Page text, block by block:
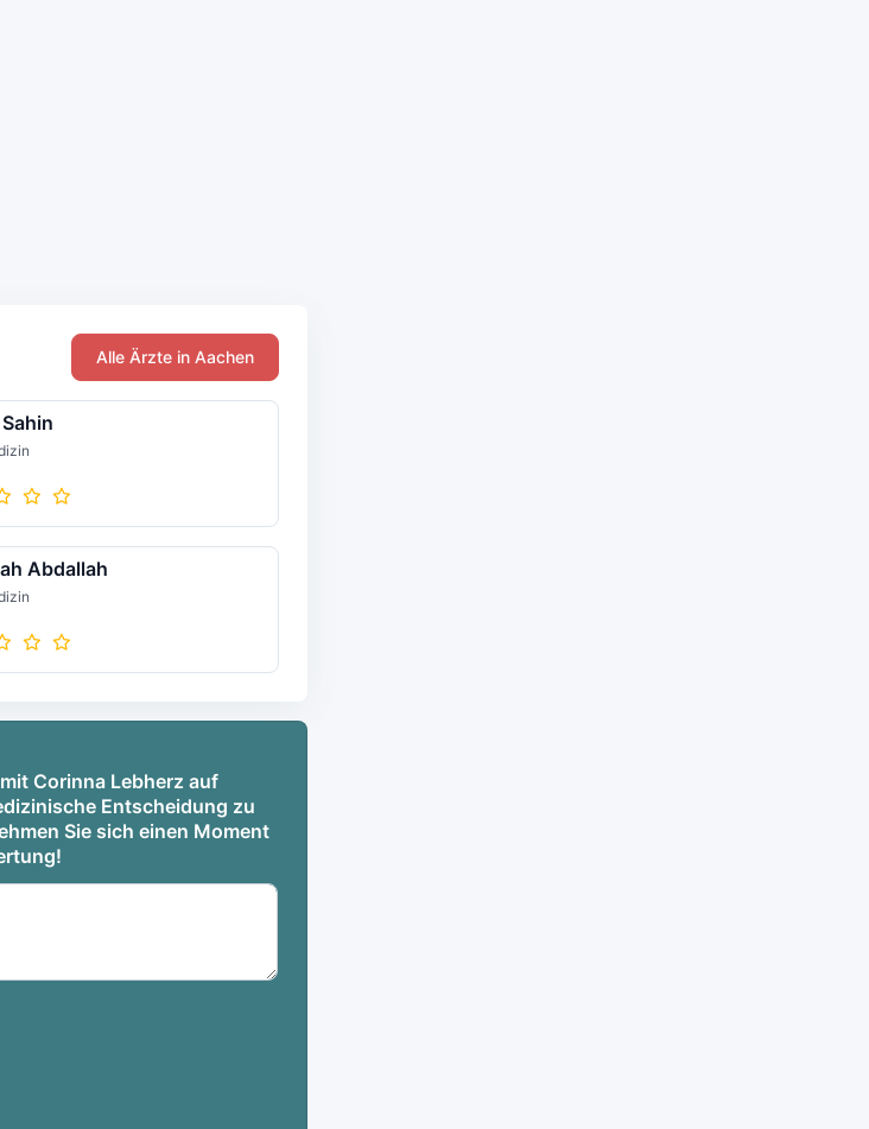
Alle Ärzte in Aachen
Abdallah
Corinna Lebherz auf
Entscheidung zu
Sie sich einen Moment